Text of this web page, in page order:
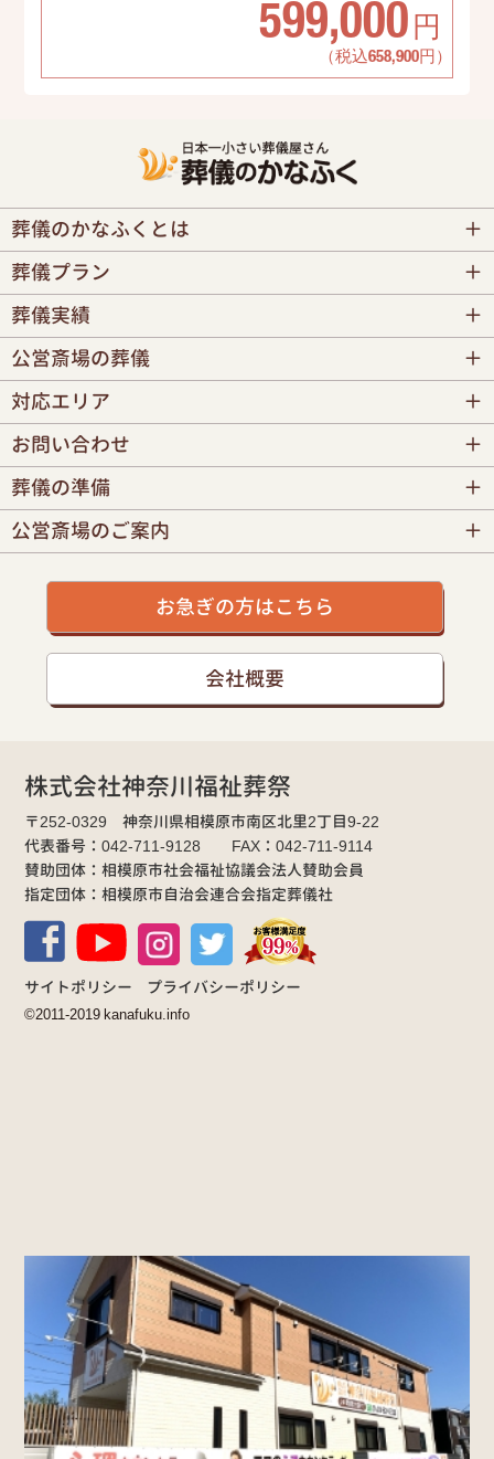
599,000 円
（税込658,900円）
葬儀のかなふくとは
葬儀プラン
葬儀実績
公営斎場の葬儀
対応エリア
お問い合わせ
葬儀の準備
公営斎場のご案内
お急ぎの方はこちら
会社概要
株式会社神奈川福祉葬祭
〒252-0329 神奈川県相模原市南区北里2丁目9-22
代表番号：042-711-9128 FAX：042-711-9114
賛助団体：相模原市社会福祉協議会法人賛助会員
指定団体：相模原市自治会連合会指定葬儀社
サイトポリシー プライバシーポリシー
©2011-2019 kanafuku.info